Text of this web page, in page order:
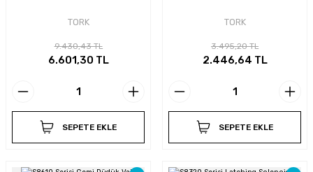
TORK
9.430,43 TL
6.601,30 TL
SEPETE EKLE
TORK
3.495,20 TL
2.446,64 TL
SEPETE EKLE